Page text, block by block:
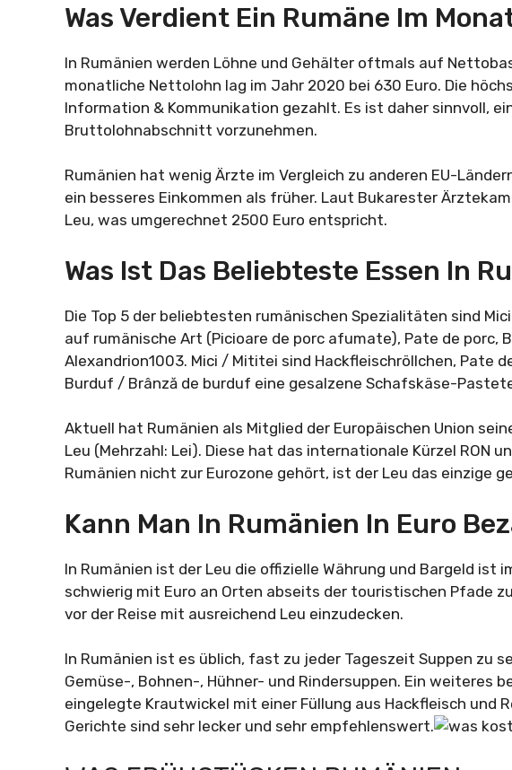
Was Verdient Ein Rumäne Im
In Rumänien werden Löhne und Gehälter oftmals auf
monatliche Nettolohn lag im Jahr 2020 bei 630 Euro. Die
Information & Kommunikation gezahlt. Es ist daher sinnvoll,
Bruttolohnabschnitt vorzunehmen.
Rumänien hat wenig Ärzte im Vergleich zu anderen EU-
ein besseres Einkommen als früher. Laut Bukarester
Leu, was umgerechnet 2500 Euro entspricht.
Was Ist Das Beliebteste Essen In
Die Top 5 der beliebtesten rumänischen Spezialitäten sind
auf rumänische Art (Picioare de porc afumate), Pate de porc,
Alexandrion1003. Mici / Mititei sind Hackfleischröllchen, Pate
Burduf / Brânză de burduf eine gesalzene Schafskäse-
Aktuell hat Rumänien als Mitglied der Europäischen Union
Leu (Mehrzahl: Lei). Diese hat das internationale Kürzel RON
Rumänien nicht zur Eurozone gehört, ist der Leu das einzige
Kann Man In Rumänien In Euro
In Rumänien ist der Leu die offizielle Währung und Bargeld ist
schwierig mit Euro an Orten abseits der touristischen Pfade
vor der Reise mit ausreichend Leu einzudecken.
In Rumänien ist es üblich, fast zu jeder Tageszeit Suppen zu
Gemüse-, Bohnen-, Hühner- und Rindersuppen. Ein weiteres
eingelegte Krautwickel mit einer Füllung aus Hackfleisch und
Gerichte sind sehr lecker und sehr empfehlenswert.